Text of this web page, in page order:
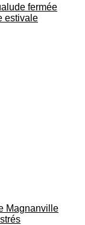
fermée
estivale
Magnanville